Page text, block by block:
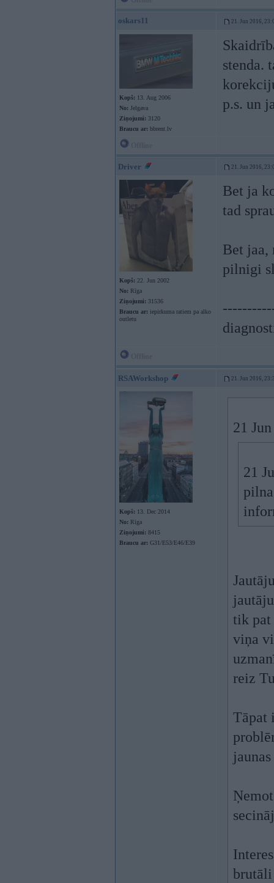
oskars11 21. Jun 2016,
Kopš: 13. Aug 2006
No: Jelgava
Ziņojumi: 3120
Braucu ar: bbrent.lv
stenda.
p.s. un
Driver 21. Jun 2016,
Kopš: 22. Jun 2002
No: Rīga
Ziņojumi: 31536
Braucu ar: iepirkuma ratiem pa alko
outletu
Bet ja
tad
Bet jaa,
pilnigi
RSAWorkshop 21. Jun 2016,
Kopš: 13. Dec 2014
No: Rīga
Ziņojumi: 8415
Braucu ar: G31/E53/E46/E39
21
21
tik pat
viņa
reiz
Tāpat